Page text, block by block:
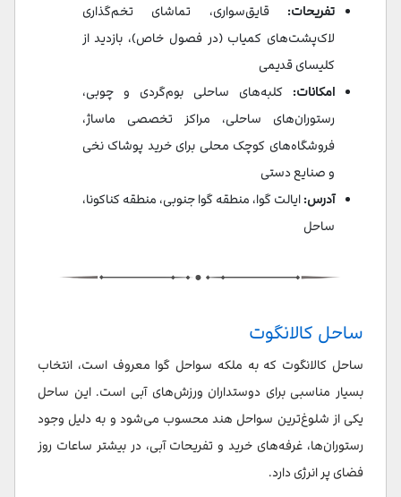
تفریحات:قایق‌سواری، تماشای تخم‌گذاری
لاک‌پشت‌های کمیاب (در فصول خاص)، بازدید از
کلیسای قدیمی
امکانات: کلبه‌های ساحلی بوم‌گردی و چوبی،
رستوران‌های ساحلی، مراکز تخصصی ماساژ،
فروشگاه‌های کوچک محلی برای خرید پوشاک نخی
و صنایع دستی
آدرس:ایالت گوا، منطقه گوا جنوبی، منطقه کناکونا،
ساحل
ساحل کالانگوت
ساحل کالانگوت که به ملکه سواحل گوا معروف است، انتخاب
بسیار مناسبی برای دوستداران ورزش‌های آبی است. این ساحل
یکی از شلوغ‌ترین سواحل هند محسوب می‌شود و به دلیل وجود
رستوران‌ها، غرفه‌های خرید و تفریحات آبی، در بیشتر ساعات روز
فضای پر انرژی دارد.